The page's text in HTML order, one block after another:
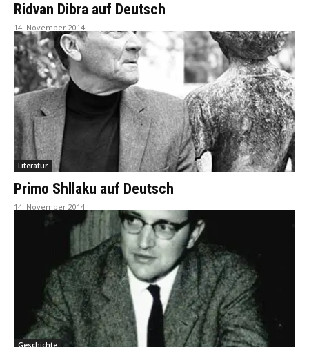
Ridvan Dibra auf Deutsch
14. November 2014
Literatur
Primo Shllaku auf Deutsch
14. November 2014
Geschichte